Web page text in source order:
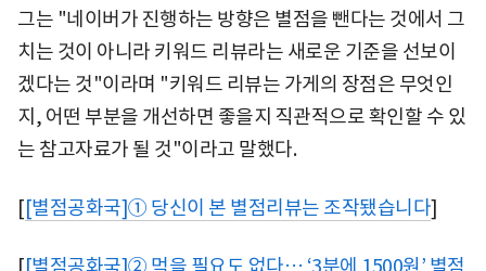
그는 "네이버가 진행하는 방향은 별점을 뺀다는 것에서 그
치는 것이 아니라 키워드 리뷰라는 새로운 기준을 선보이
겠다는 것"이라며 "키워드 리뷰는 가게의 장점은 무엇인
지, 어떤 부분을 개선하면 좋을지 직관적으로 확인할 수 있
는 참고자료가 될 것"이라고 말했다.
[[별점공화국]① 당신이 본 별점리뷰는 조작됐습니다]
[[별점공화국]② 먹을 필요도 없다… ‘3분에 1500원’ 별점